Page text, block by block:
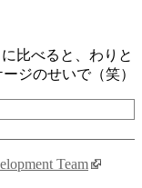
に比べると、わりと
ジのせいで（笑）
Team